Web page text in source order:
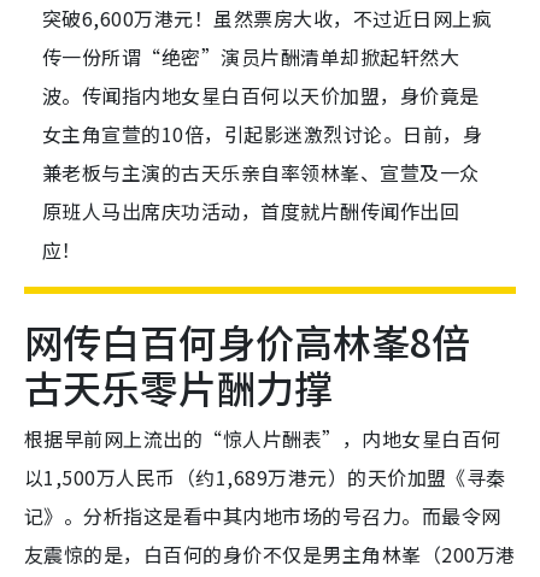
突破6,600万港元！虽然票房大收，不过近日网上疯
传一份所谓“绝密”演员片酬清单却掀起轩然大
波。传闻指内地女星白百何以天价加盟，身价竟是
女主角宣萱的10倍，引起影迷激烈讨论。日前，身
兼老板与主演的古天乐亲自率领林峯、宣萱及一众
原班人马出席庆功活动，首度就片酬传闻作出回
应！
网传白百何身价高林峯8倍
古天乐零片酬力撑
根据早前网上流出的“惊人片酬表”，内地女星白百何
以1,500万人民币（约1,689万港元）的天价加盟《寻秦
记》。分析指这是看中其内地市场的号召力。而最令网
友震惊的是，白百何的身价不仅是男主角林峯（200万港